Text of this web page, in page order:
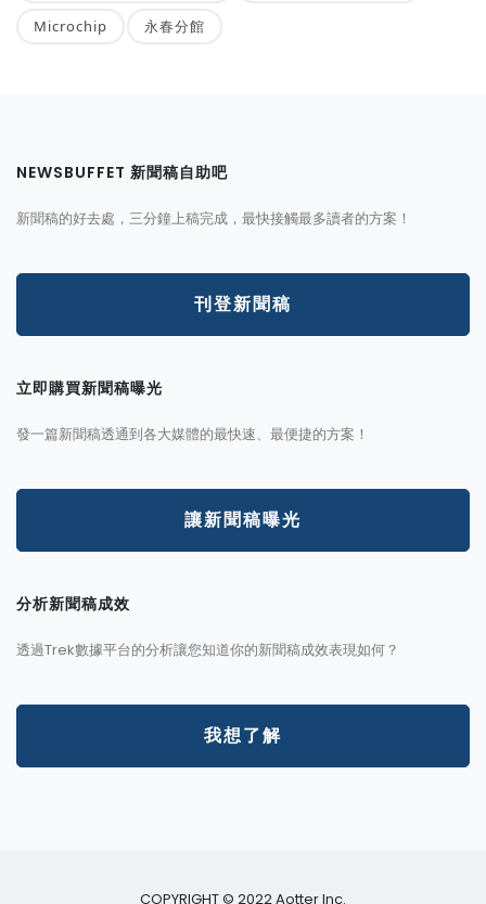
Microchip 永春分館
NEWSBUFFET 新聞稿自助吧
新聞稿的好去處，三分鐘上稿完成，最快接觸最多讀者的方案！
刊登新聞稿
立即購買新聞稿曝光
發一篇新聞稿透通到各大媒體的最快速、最便捷的方案！
讓新聞稿曝光
分析新聞稿成效
透過Trek數據平台的分析讓您知道你的新聞稿成效表現如何？
我想了解
COPYRIGHT © 2022 Aotter Inc.